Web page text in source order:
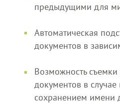
предыдущими для
Автоматическая
документов в
Возможность
документов в
сохранением имени